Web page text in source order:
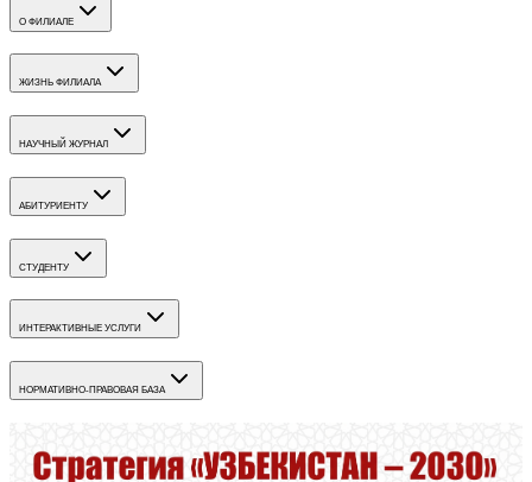
О ФИЛИАЛЕ
ЖИЗНЬ ФИЛИАЛА
НАУЧНЫЙ ЖУРНАЛ
АБИТУРИЕНТУ
СТУДЕНТУ
ИНТЕРАКТИВНЫЕ УСЛУГИ
НОРМАТИВНО-ПРАВОВАЯ БАЗА